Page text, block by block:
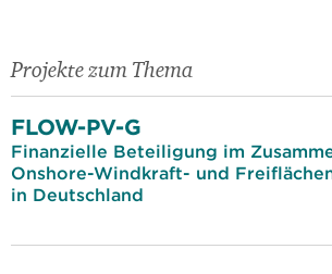
Projekte zum Thema
FLOW-PV-G
Finanzielle Beteiligung im
Onshore-Windkraft- und
in Deutschland